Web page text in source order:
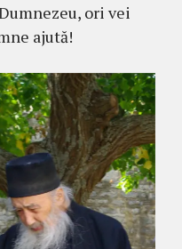
ori vei
ajută!